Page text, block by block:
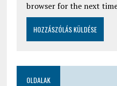
browser for the next
OLDALAK